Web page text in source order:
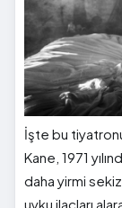
İşte bu
Kane, 1971
daha yirmi
uyku ilaçları